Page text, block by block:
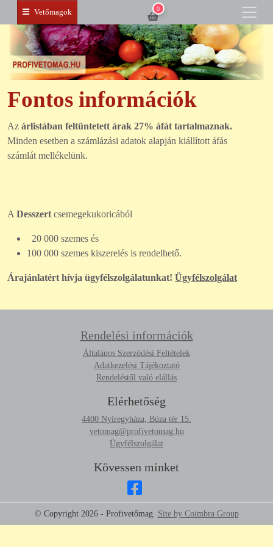
Vetőmagok 0
Fontos információk
Az árlistában feltüntetett árak 27% áfát tartalmaznak.
Minden esetben a számlázási adatok alapján kiállított áfás
számlát mellékelünk.
A Desszert csemegekukoricából
20 000 szemes és
100 000 szemes kiszerelés is rendelhető.
Árajánlatért hívja ügyfélszolgálatunkat! Ügyfélszolgálat
Rendelési információk
Általános Szerződési Feltételek
Adatkezelési Tájékoztató
Rendeléstől való elállás
Elérhetőség
4400 Nyíregyháza, Búza tér 15.
vetomag@profivetomag.hu
Ügyfélszolgálat
Kövessen minket
© Copyright 2026- Profivetőmag. Site by Coimbra Group